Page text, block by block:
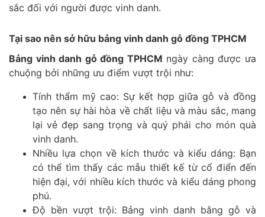
sắc đối với người được vinh danh.
Tại sao nên sở hữu bảng vinh danh gỗ đồng TPHCM
Bảng vinh danh gỗ đồng TPHCM ngày càng được ưa
chuộng bởi những ưu điểm vượt trội như:
Tính thẩm mỹ cao: Sự kết hợp giữa gỗ và đồng
tạo nên sự hài hòa về chất liệu và màu sắc, mang
lại vẻ đẹp sang trọng và quý phái cho món quà
vinh danh.
Nhiều lựa chọn về kích thước và kiểu dáng: Bạn
có thể tìm thấy các mẫu thiết kế từ cổ điển đến
hiện đại, với nhiều kích thước và kiểu dáng phong
phú.
Độ bền vượt trội: Bảng vinh danh bằng gỗ và